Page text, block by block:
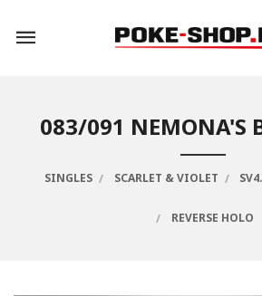
innholdet
083/091 NEMONA'S
SINGLES SCARLET & VIOLET
REVERSE HOLO